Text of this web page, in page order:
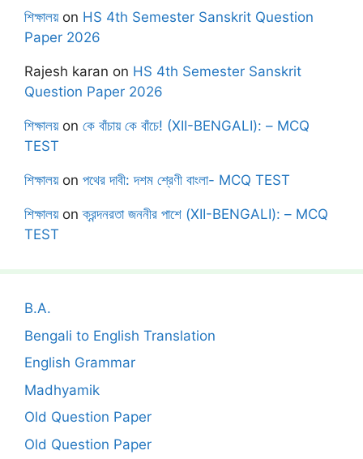
শিক্ষালয়on HS 4th Semester Sanskrit Question
Paper 2026
Rajesh karan on HS 4th Semester Sanskrit
Question Paper 2026
শিক্ষালয়on কে বাঁচায় কে বাঁচে! (XII-BENGALI): – MCQ
TEST
শিক্ষালয়on পথের দাবী: দশম শ্রেণী বাংলা- MCQ TEST
শিক্ষালয়onক্রন্দনরতা জননীর পাশে (XII-BENGALI): – MCQ
TEST
B.A.
Bengali to English Translation
English Grammar
Madhyamik
Old Question Paper
Old Question Paper